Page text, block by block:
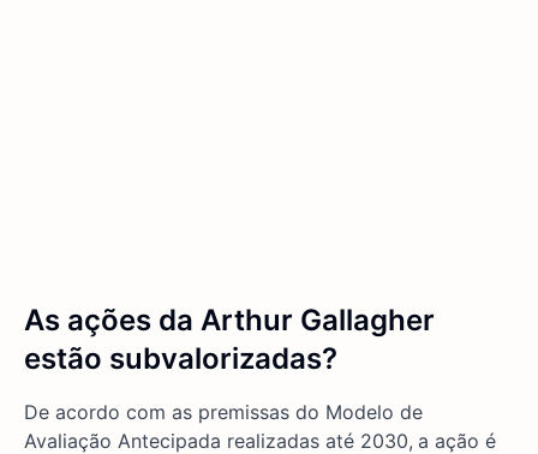
As ações da Arthur Gallagher
estão subvalorizadas?
De acordo com as premissas do Modelo de
Avaliação Antecipada realizadas até 2030, a ação é